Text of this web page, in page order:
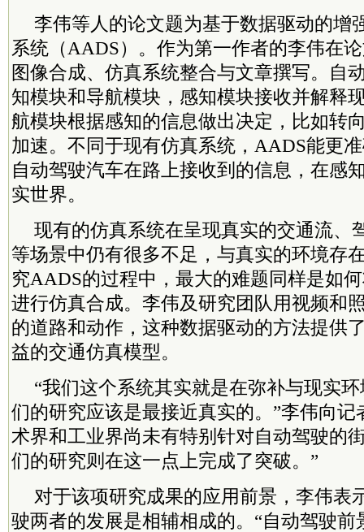
李伟等人的论文题为基于数据驱动的增
系统（AADS）。作为第一作者的李伟在
图像合成、仿真系统整合与文章撰写。自
知模块和导航模块，感知模块接收并解释
航模块根据感知的信息做出决定，比如转
加速。不同于现有仿真系统，AADS能更
自动驾驶汽车在路上接收到的信息，在感
实世界。
现有的仿真系统在呈现真实的交通流、
等场景中仍有很多不足，与真实的环境存
究AADS的过程中，最大的难题同样是如
进行仿真合成。李伟及研究团队用视频和
的道路和动作，这种数据驱动的方法提供
益的交通仿真模型。
“我们这个系统其实就是在弥补与现实
们的研究应该是最接近真实的。”李伟向记
术界和工业界尚未有特别针对自动驾驶的
们的研究则在这一点上完成了突破。”
对于该项研究成果的应用前景，李伟表
驶两者的发展是相辅相成的。“自动驾驶